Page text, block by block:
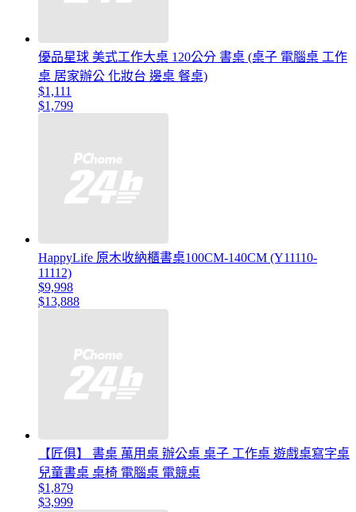
優品星球 美式工作大桌 120公分 書桌 (桌子 電腦桌 工作
桌 居家辦公 化妝台 邊桌 餐桌)
$1,111
$1,799
HappyLife 原木收納櫃書桌100CM-140CM (Y11110-
11112)
$9,998
$13,888
【匠俱】 書桌 萬用桌 辦公桌 桌子 工作桌 遊戲桌寫字桌
兒童書桌 桌椅 電腦桌 電競桌
$1,879
$3,999